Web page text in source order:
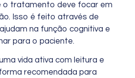
o tratamento deve focar em
Isso é feito através de
na função cognitiva e
para o paciente.
vida ativa com leitura e
recomendada para